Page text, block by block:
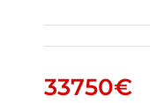
33750€